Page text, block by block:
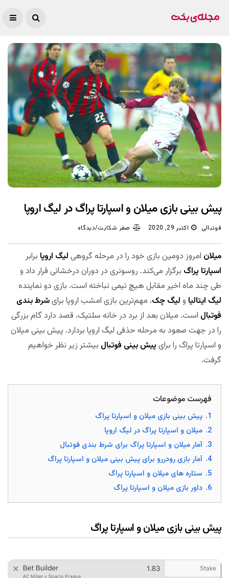
پیش بینی بازی میلان و اسپارتا پراگ در لیگ اروپا
فوتبالی اکتبر 29, 2020 صفر شکایت/دیدگاه
میلان امروز دومین بازی خود را در مرحله گروهی لیگ اروپا برابر
اسپارتا پراگ برگزار می‌کند. روسونری در دوران درخشانی قرار داد و
طی چند ماه اخیر مقابل هیچ تیمی نباخته است. بازی دو نماینده
لیگ ایتالیا و لیگ چک، مهم‌ترین بازی امشب اروپا برایشرط بندی
فوتبال است. میلان بعد از برد در خانه سلتیک، قصد دارد گام بزرگی
را در جهت صعود به مرحله حذفی لیگ اروپا بردارد. پیش بینی میلان
و اسپارتا پراگ را برای پیش بینی فوتبال بیشتر زیر نظر خواهیم
گرفت.
فهرست موضوعات
1. پیش بینی بازی میلان و اسپارتا پراگ
2. میلان و اسپارتا پراگ در لیگ اروپا
3. آمار میلان و اسپارتا پراگ برای شرط بندی فوتبال
4. آمار بازی رودررو برای پیش بینی میلان و اسپارتا پراگ
5. ستاره های میلان و اسپارتا پراگ
6. داور بازی میلان و اسپارتا پراگ
پیش بینی بازی میلان و اسپارتا پراگ